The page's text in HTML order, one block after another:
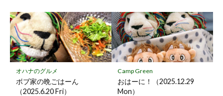
オハナのグルメ
ボブ家の晩ごはーん
（2025.6.20 Fri）
Camp Green
おはーに！（2025.12.29
Mon）